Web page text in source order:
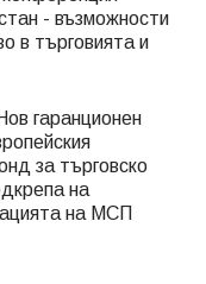
- възможности
в търговията и
гаранционен
за търговско
на
на МСП